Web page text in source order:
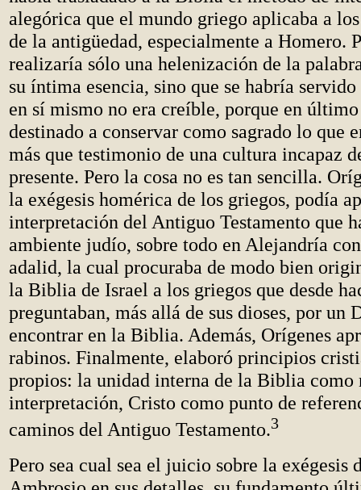
alegórica que el mundo griego aplicaba a
de la antigüedad, especialmente a Homero.
realizaría sólo una helenización de la
su íntima esencia, sino que se habría
en sí mismo no era creíble, porque en
destinado a conservar como sagrado lo que
más que testimonio de una cultura incapaz
presente. Pero la cosa no es tan sencilla.
la exégesis homérica de los griegos, podía
interpretación del Antiguo Testamento que
ambiente judío, sobre todo en Alejandría
adalid, la cual procuraba de modo bien
la Biblia de Israel a los griegos que desde
preguntaban, más allá de sus dioses, por un
encontrar en la Biblia. Además, Orígenes
rabinos. Finalmente, elaboró principios
propios: la unidad interna de la Biblia como
interpretación, Cristo como punto de
caminos del Antiguo Testamento.3
Pero sea cual sea el juicio sobre la exégesis